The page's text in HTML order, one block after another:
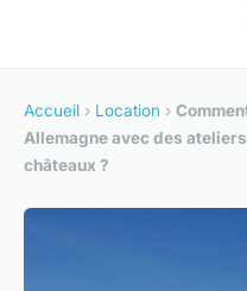
Accueil › Location ›
Allemagne avec des
châteaux ?